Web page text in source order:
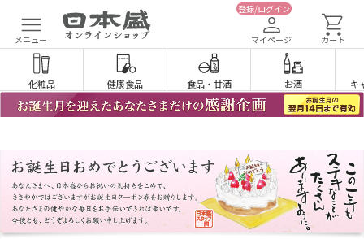
メニュー
登録/ログイン
マイページ カート
化粧品 健康食品 食品・ 甘酒 お酒 キ